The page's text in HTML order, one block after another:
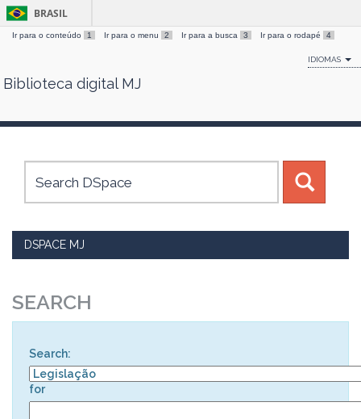
Skip
BRASIL
Ir para o conteúdo 1 Ir para o menu 2 Ir para a busca 3 Ir para o rodapé 4
IDIOMAS
Biblioteca digital MJ
DSPACE MJ
SEARCH
Search:
for